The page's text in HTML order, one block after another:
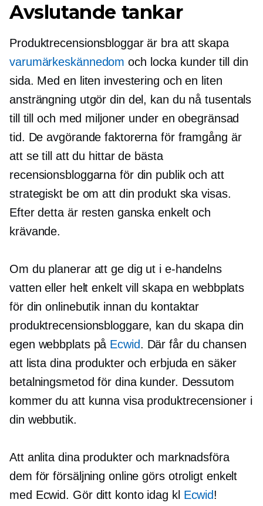
Avslutande tankar
Produktrecensionsbloggar är bra att skapa
varumärkeskännedom och locka kunder till din
sida. Med en liten investering och en liten
ansträngning utgör din del, kan du nå tusentals
till till och med miljoner under en obegränsad
tid. De avgörande faktorerna för framgång är
att se till att du hittar de bästa
recensionsbloggarna för din publik och att
strategiskt be om att din produkt ska visas.
Efter detta är resten ganska enkelt och
krävande.
Om du planerar att ge dig ut i e-handelns
vatten eller helt enkelt vill skapa en webbplats
för din onlinebutik innan du kontaktar
produktrecensionsbloggare, kan du skapa din
egen webbplats på Ecwid. Där får du chansen
att lista dina produkter och erbjuda en säker
betalningsmetod för dina kunder. Dessutom
kommer du att kunna visa produktrecensioner i
din webbutik.
Att anlita dina produkter och marknadsföra
dem för försäljning online görs otroligt enkelt
med Ecwid. Gör ditt konto idag kl Ecwid!